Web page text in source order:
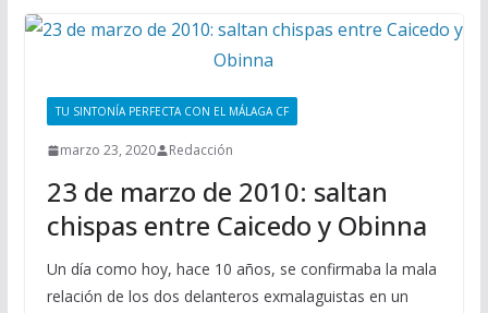
TU SINTONÍA PERFECTA CON EL MÁLAGA CF
marzo 23, 2020 Redacción
23 de marzo de 2010: saltan
chispas entre Caicedo y Obinna
Un día como hoy, hace 10 años, se confirmaba la mala
relación de los dos delanteros exmalaguistas en un